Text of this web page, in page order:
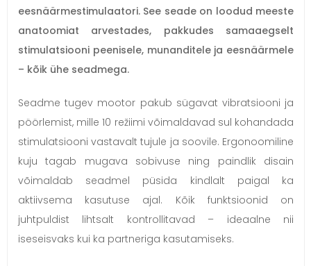
eesnäärmestimulaatori. See seade on loodud meeste
anatoomiat arvestades, pakkudes samaaegselt
stimulatsiooni peenisele, munanditele ja eesnäärmele
– kõik ühe seadmega.
Seadme tugev mootor pakub sügavat vibratsiooni ja
pöörlemist, mille 10 režiimi võimaldavad sul kohandada
stimulatsiooni vastavalt tujule ja soovile. Ergonoomiline
kuju tagab mugava sobivuse ning paindlik disain
võimaldab seadmel püsida kindlalt paigal ka
aktiivsema kasutuse ajal. Kõik funktsioonid on
juhtpuldist lihtsalt kontrollitavad – ideaalne nii
iseseisvaks kui ka partneriga kasutamiseks.